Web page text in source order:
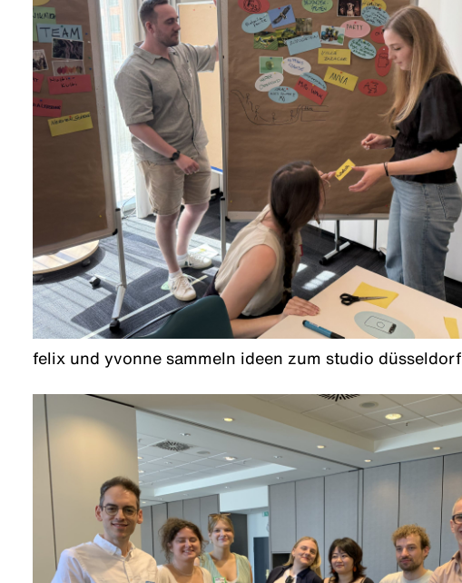
felix und yvonne sammeln ideen zum studio düsseldorf